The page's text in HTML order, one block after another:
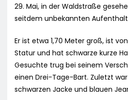
29. Mai, in der Waldstraße
seitdem unbekannten
Er ist etwa 1,70 Meter groß, ist
Statur und hat schwarze kurze
Gesuchte trug bei seinem
einen Drei-Tage-Bart. Zuletzt
schwarzen Jacke und blauen